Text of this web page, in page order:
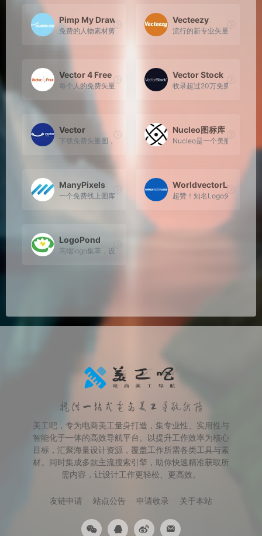
Pimp My Drawing
免费的人物素材剪影库，当你需要绘制人物插画时，可以通过这
Vecteezy
流行的新专业矢量图形，发
Vector 4 Free
每个人的免费矢量图形！矢量素材收集站，通过方便的搜索和标
Vector Stock
收录超过20万免费矢量图像
Vector
下载免费矢量图，以供个人和商业使用。从 280,000 多个徽标
Nucleo图标库
Nucleo是一个美丽的矢量图
ManyPixels
一个免费线上图库，主要以收录插图为主，又被称为 unDraw 的
WorldvectorLogo
超赞！知名Logo矢量资源下
LogoPond
高端logo集萃，设计前必须来池子里泡一泡
提供一站式电商美工导航服务
美工吧，专为电商美工量身打造，集专业性、实用性与
智能化于一体的高效导航平台。以提升工作效率为核心
目标，汇聚海量设计资源，覆盖工作所需各类工具与素
材。同时集成多款主流搜索引擎，助你快速精准获取所
需内容，让设计工作更轻松、更高效。
友链申请 站点公告 申请收录 关于本站